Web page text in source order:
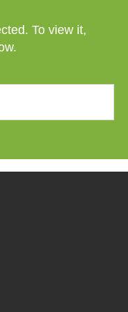
To view it,